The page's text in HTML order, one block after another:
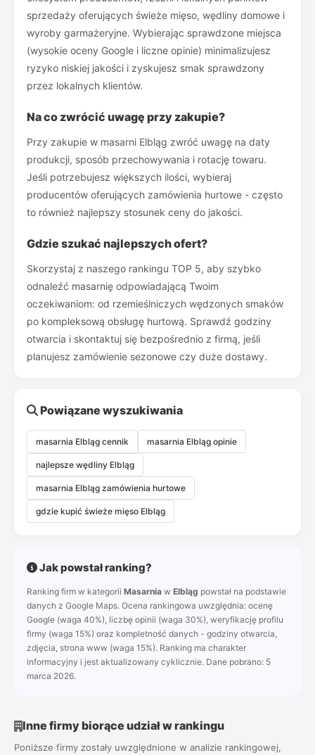
sprzedaży oferujących świeże mięso, wędliny domowe i
wyroby garmażeryjne. Wybierając sprawdzone miejsca
(wysokie oceny Google i liczne opinie) minimalizujesz
ryzyko niskiej jakości i zyskujesz smak sprawdzony
przez lokalnych klientów.
Na co zwrócić uwagę przy zakupie?
Przy zakupie w masarni Elbląg zwróć uwagę na daty
produkcji, sposób przechowywania i rotację towaru.
Jeśli potrzebujesz większych ilości, wybieraj
producentów oferujących zamówienia hurtowe - często
to również najlepszy stosunek ceny do jakości.
Gdzie szukać najlepszych ofert?
Skorzystaj z naszego rankingu TOP 5, aby szybko
odnaleźć masarnię odpowiadającą Twoim
oczekiwaniom: od rzemieślniczych wędzonych smaków
po kompleksową obsługę hurtową. Sprawdź godziny
otwarcia i skontaktuj się bezpośrednio z firmą, jeśli
planujesz zamówienie sezonowe czy duże dostawy.
Powiązane wyszukiwania
masarnia Elbląg cennik masarnia Elbląg opinie
najlepsze wędliny Elbląg
masarnia Elbląg zamówienia hurtowe
gdzie kupić świeże mięso Elbląg
Jak powstał ranking?
Ranking firm w kategorii Masarnia w Elbląg powstał na podstawie
danych z Google Maps. Ocena rankingowa uwzględnia: ocenę
Google (waga 40%), liczbę opinii (waga 30%), weryfikację profilu
firmy (waga 15%) oraz kompletność danych - godziny otwarcia,
zdjęcia, strona www (waga 15%). Ranking ma charakter
informacyjny i jest aktualizowany cyklicznie. Dane pobrano: 5
marca 2026.
Inne firmy biorące udział w rankingu
Poniższe firmy zostały uwzględnione w analizie rankingowej,